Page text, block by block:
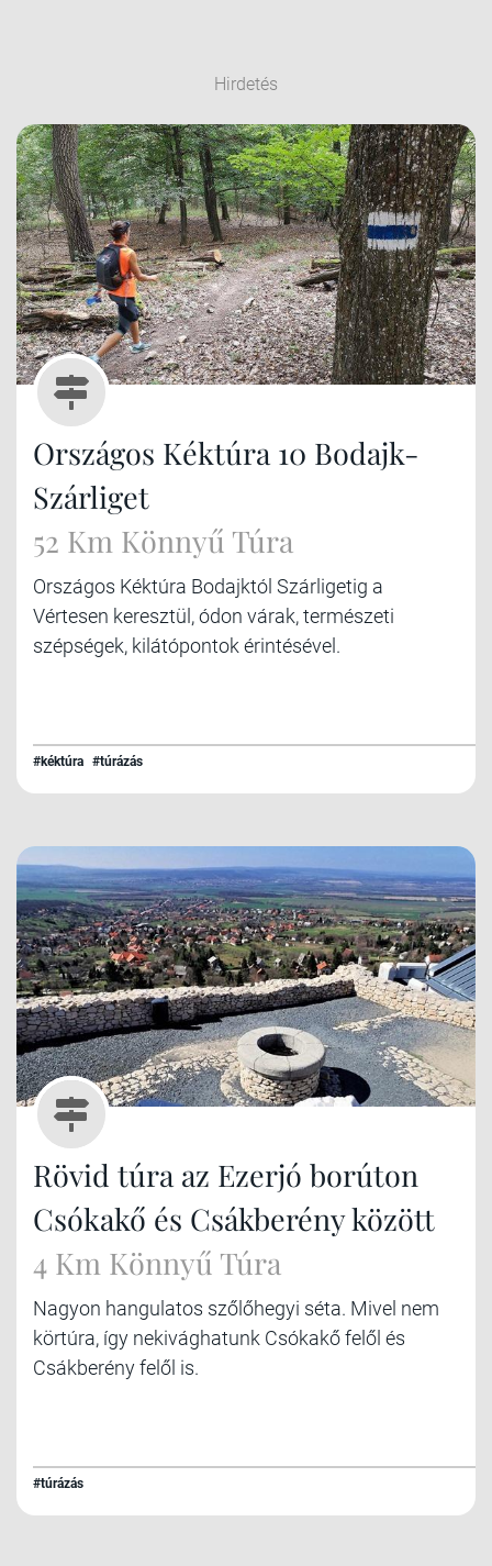
Hirdetés
Országos Kéktúra 10 Bodajk-
Szárliget
52 Km Könnyű Túra
Országos Kéktúra Bodajktól Szárligetig a
Vértesen keresztül, ódon várak, természeti
szépségek, kilátópontok érintésével.
#kéktúra #túrázás
Rövid túra az Ezerjó borúton
Csókakő és Csákberény között
4 Km Könnyű Túra
Nagyon hangulatos szőlőhegyi séta. Mivel nem
körtúra, így nekivághatunk Csókakő felől és
Csákberény felől is.
#túrázás